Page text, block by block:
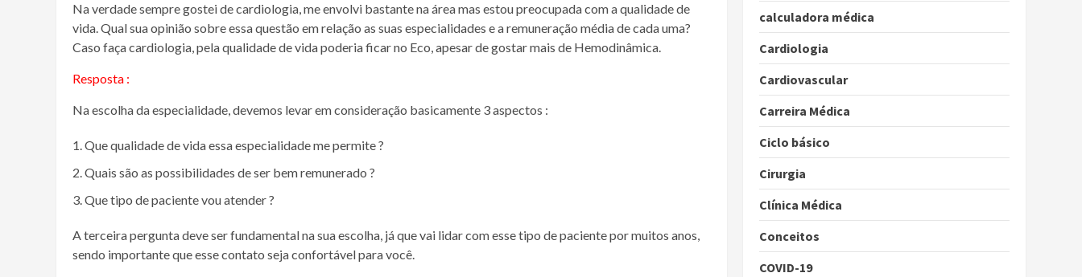
Na verdade sempre gostei de cardiologia, me envolvi bastante na área mas estou preocupada com a qualidade de
vida. Qual sua opinião sobre essa questão em relação as suas especialidades e a remuneração média de cada uma?
Caso faça cardiologia, pela qualidade de vida poderia ficar no Eco, apesar de gostar mais de Hemodinâmica.
Resposta :
Na escolha da especialidade, devemos levar em consideração basicamente 3 aspectos :
Que qualidade de vida essa especialidade me permite ?
Quais são as possibilidades de ser bem remunerado ?
Que tipo de paciente vou atender ?
A terceira pergunta deve ser fundamental na sua escolha, já que vai lidar com esse tipo de paciente por muitos anos,
sendo importante que esse contato seja confortável para você.
calculadora médica
Cardiologia
Cardiovascular
Carreira Médica
Ciclo básico
Cirurgia
Clínica Médica
Conceitos
COVID-19